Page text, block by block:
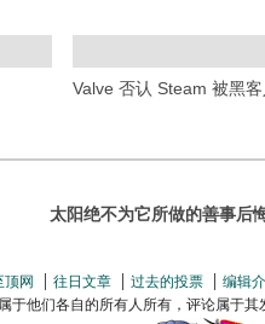
Valve 否认 Steam 被黑
太阳绝不为它所做的善事后
顶网 往日文章 过去的投票 编辑
于他们各自的所有人所有，评论属于